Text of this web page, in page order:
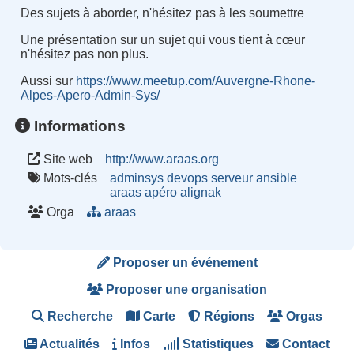
Des sujets à aborder, n'hésitez pas à les soumettre
Une présentation sur un sujet qui vous tient à cœur
n'hésitez pas non plus.
Aussi sur https://www.meetup.com/Auvergne-Rhone-
Alpes-Apero-Admin-Sys/
Informations
Site web
http://www.araas.org
Mots-clés
adminsys devops serveur ansible
araas apéro alignak
Orga
araas
Proposer un événement
Proposer une organisation
Recherche Carte Régions Orgas
Actualités Infos Statistiques Contact